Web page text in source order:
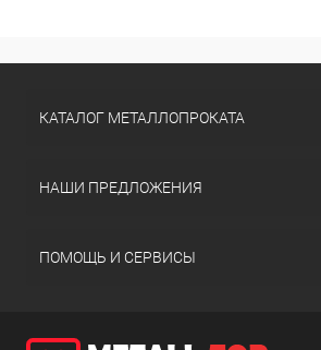
КАТАЛОГ МЕТАЛЛОПРОКАТА
НАШИ ПРЕДЛОЖЕНИЯ
ПОМОЩЬ И СЕРВИСЫ